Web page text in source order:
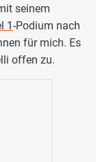
seinem
1-Podium nach
für mich. Es
offen zu.